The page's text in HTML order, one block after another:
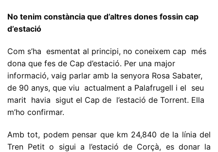
No tenim constància que d’altres dones fossin cap
d’estació
Com s’ha esmentat al principi, no coneixem cap més
dona que fes de Cap d’estació. Per una major
informació, vaig parlar amb la senyora Rosa Sabater,
de 90 anys, que viu actualment a Palafrugell i el seu
marit havia sigut el Cap de l’estació de Torrent. Ella
m’ho confirmar.
Amb tot, podem pensar que km 24,840 de la línia del
Tren Petit o sigui a l’estació de Corçà, es donar la